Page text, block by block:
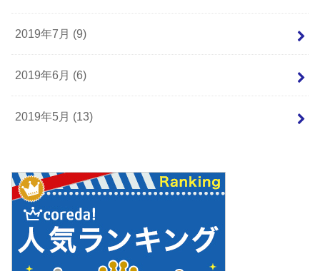
2019年7月 (9)
2019年6月 (6)
2019年5月 (13)